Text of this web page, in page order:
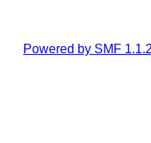
Powered by SMF